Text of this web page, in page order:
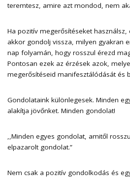
teremtesz, amire azt mondod, nem
Ha pozitív megerősítéseket
akkor gondolj vissza, milyen gyakran
nap folyamán, hogy rosszul érezd
Pontosan ezek az érzések azok,
megerősítéseid manifesztálódását és
Gondolataink különlegesek. Minden
alakítja jövőnket. Minden gondolat!
,,Minden egyes gondolat, amitől
elpazarolt gondolat.”
Nem csak a pozitív gondolkodás és